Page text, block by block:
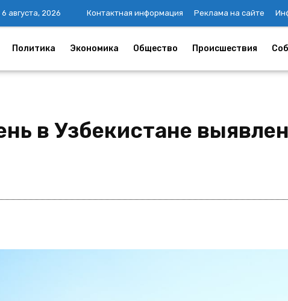
августа, 2026 Контактная информация Реклама на сайте
Политика Экономика Общество Происшествия
в Узбекистане